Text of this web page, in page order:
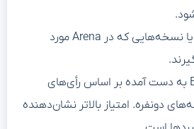
نام مدل یا نسخه‌هایی که در Arena مورد
امتیاز Elo به دست آمده بر اساس رأی‌های
دونفره. امتیاز بالاتر نشان‌دهنده